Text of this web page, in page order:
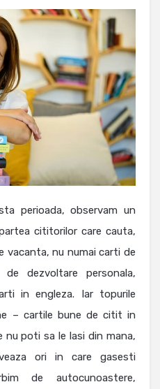
perioada, observam un
cititorilor care cauta,
vacanta, nu numai carti de
dezvoltare personala,
in engleza. Iar topurile
– cartile bune de citit in
nu poti sa le lasi din mana,
ori in care gasesti
de autocunoastere,